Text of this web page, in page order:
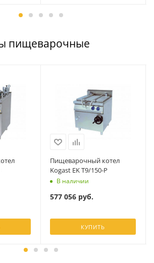
пищеварочные
Пищеварочный котел
Kogast EK T9/150-P
В наличии
577 056руб.
КУПИТЬ